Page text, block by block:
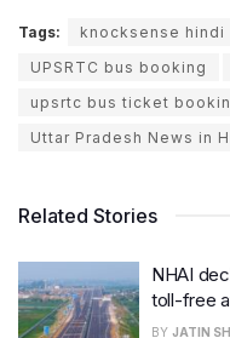
Tags: knocksense hindi
UPSRTC bus booking
upsrtc bus ticket
Uttar Pradesh News in
Related Stories
NHAI
toll-free
BY JATIN